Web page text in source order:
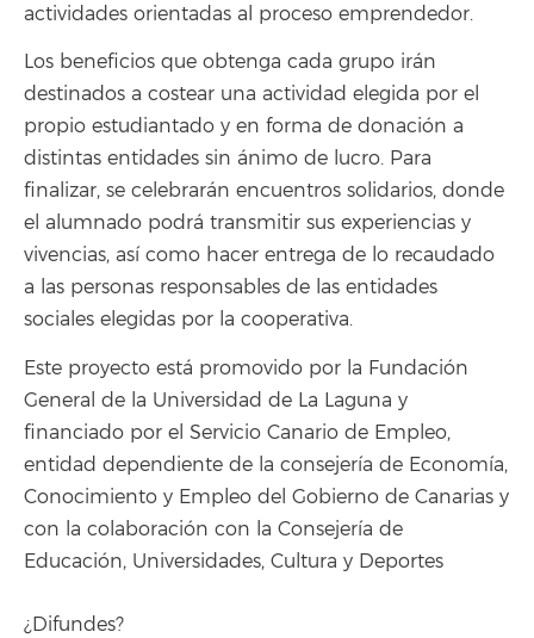
actividades orientadas al proceso emprendedor.
Los beneficios que obtenga cada grupo irán
destinados a costear una actividad elegida por el
propio estudiantado y en forma de donación a
distintas entidades sin ánimo de lucro. Para
finalizar, se celebrarán encuentros solidarios, donde
el alumnado podrá transmitir sus experiencias y
vivencias, así como hacer entrega de lo recaudado
a las personas responsables de las entidades
sociales elegidas por la cooperativa.
Este proyecto está promovido por la Fundación
General de la Universidad de La Laguna y
financiado por el Servicio Canario de Empleo,
entidad dependiente de la consejería de Economía,
Conocimiento y Empleo del Gobierno de Canarias y
con la colaboración con la Consejería de
Educación, Universidades, Cultura y Deportes
¿Difundes?